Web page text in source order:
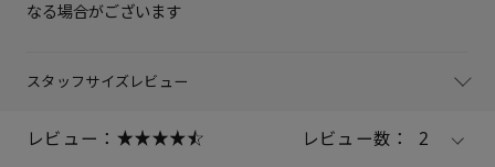
なる場合がございます
スタッフサイズレビュー
レビュー： レビュー数： 2